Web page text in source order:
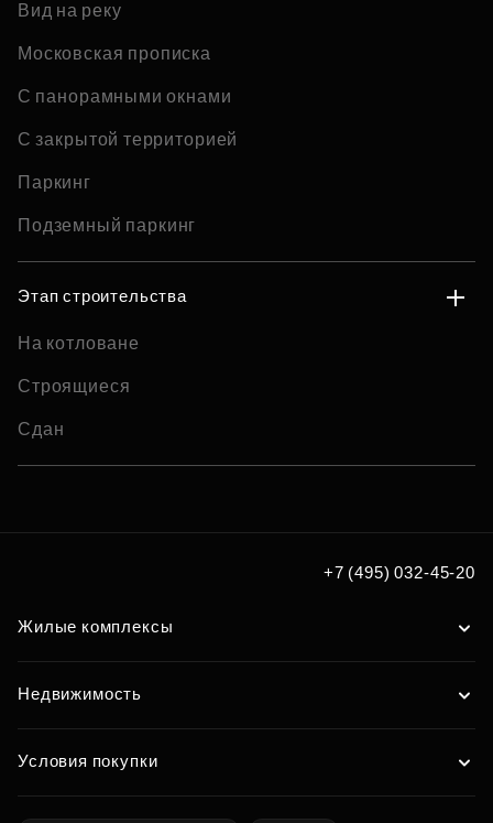
Вид на реку
Московская прописка
С панорамными окнами
С закрытой территорией
Паркинг
Подземный паркинг
Этап строительства
На котловане
Строящиеся
Сдан
+7 (495) 032-45-20
Жилые комплексы
Недвижимость
Условия покупки